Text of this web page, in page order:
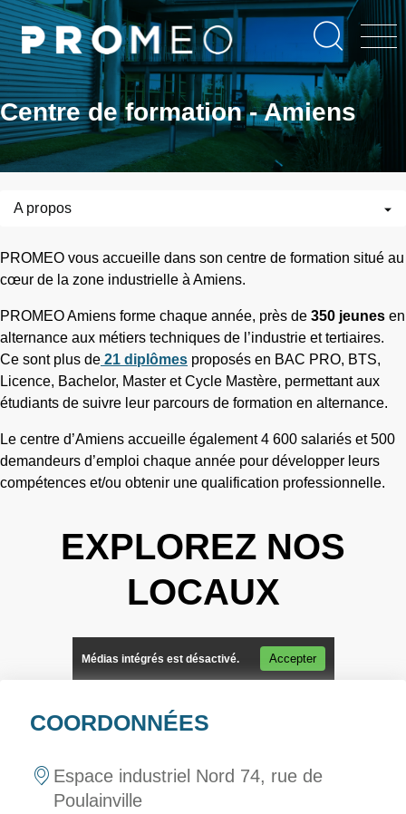
Aller
au
contenu
principal
Centre de formation - Amiens
A propos
PROMEO vous accueille dans son centre de formation situé au
cœur de la zone industrielle à Amiens.
PROMEO Amiens forme chaque année, près de 350 jeunes en
alternance aux métiers techniques de l’industrie et tertiaires.
Ce sont plus de 21 diplômes proposés en BAC PRO, BTS,
Licence, Bachelor, Master et Cycle Mastère, permettant aux
étudiants de suivre leur parcours de formation en alternance.
Le centre d’Amiens accueille également 4 600 salariés et 500
demandeurs d’emploi chaque année pour développer leurs
compétences et/ou obtenir une qualification professionnelle.
EXPLOREZ NOS
LOCAUX
Médias intégrés est désactivé. Accepter
COORDONNÉES
Espace industriel Nord 74, rue de
Poulainville
Panneau de gestion des cookies